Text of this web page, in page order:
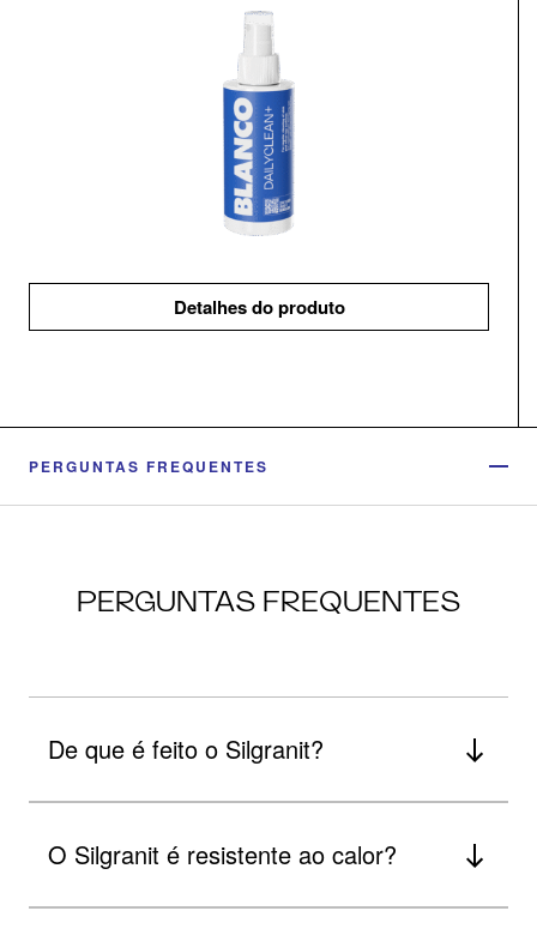
Detalhes do produto
PERGUNTAS FREQUENTES
PERGUNTAS FREQUENTES
De que é feito o Silgranit?
O Silgranit é resistente ao calor?